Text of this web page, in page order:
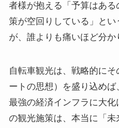
者様が抱える「予算はあ
策が空回りしている」と
が、誰よりも痛いほど分か
自転車観光は、戦略的に
ートの思想）を盛り込め
最強の経済インフラに大
の観光施策は、本当に「